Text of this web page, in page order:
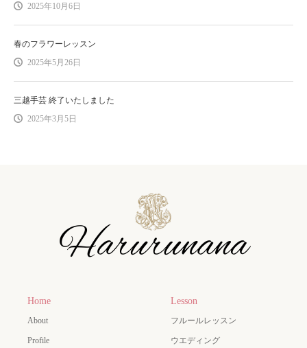
2025年10月6日
春のフラワーレッスン
2025年5月26日
三越手芸 終了いたしました
2025年3月5日
Home
About
Profile
Lesson
フルールレッスン
ウエディング